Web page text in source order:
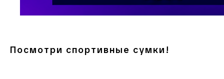
Посмотри спортивные сумки!